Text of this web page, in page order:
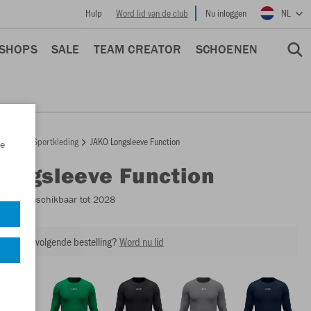
Hulp Word lid van de club Nu inloggen NL
SALE TEAM CREATOR SCHOENEN
Sportkleding JAKO Longsleeve Function
Longsleeve Function
- Beschikbaar tot 2028
op je volgende bestelling?Word nu lid